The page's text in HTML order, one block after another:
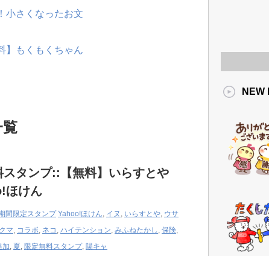
小さくなったお文
】もくもくちゃん
覧
スタンプ::【無料】いらすとや
ほけん
間限定スタンプ Yahoo!ほけん, イヌ , いらすとや, ウサ
クマ, コラボ, ネコ , ハイテンション, みふねたかし , 保険,
加, 夏, 限定無料スタンプ, 陽キャ
NEW